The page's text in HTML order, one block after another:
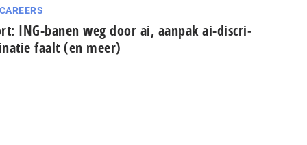
ING-banen weg door ai, aanpak ai-dis­cri­
faalt (en meer)